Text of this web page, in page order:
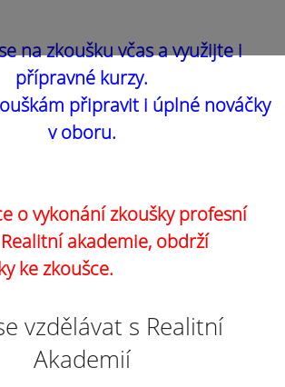
na zkoušku včas a využijte i
přípravné kurzy.
připravit i úplné nováčky
v oboru.
o vykonání zkoušky profesní
akademie, obdrží
ke zkoušce.
vzdělávat s Realitní
Akademií